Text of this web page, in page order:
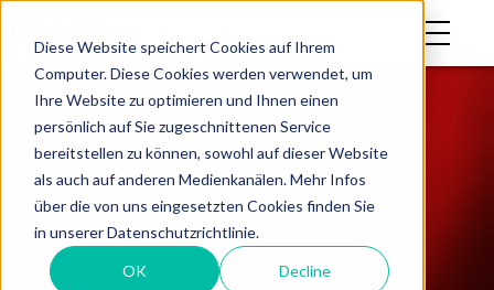
Diese Website speichert Cookies auf Ihrem
Computer. Diese Cookies werden verwendet, um
Ihre Website zu optimieren und Ihnen einen
persönlich auf Sie zugeschnittenen Service
bereitstellen zu können, sowohl auf dieser Website
als auch auf anderen Medienkanälen. Mehr Infos
über die von uns eingesetzten Cookies finden Sie
in unserer Datenschutzrichtlinie.
OK Decline